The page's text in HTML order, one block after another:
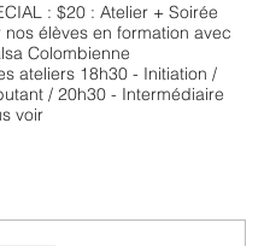
: $20 : Atelier + Soirée
élèves en formation avec
Colombienne
ateliers 18h30 - Initiation /
/ 20h30 - Intermédiaire
voir